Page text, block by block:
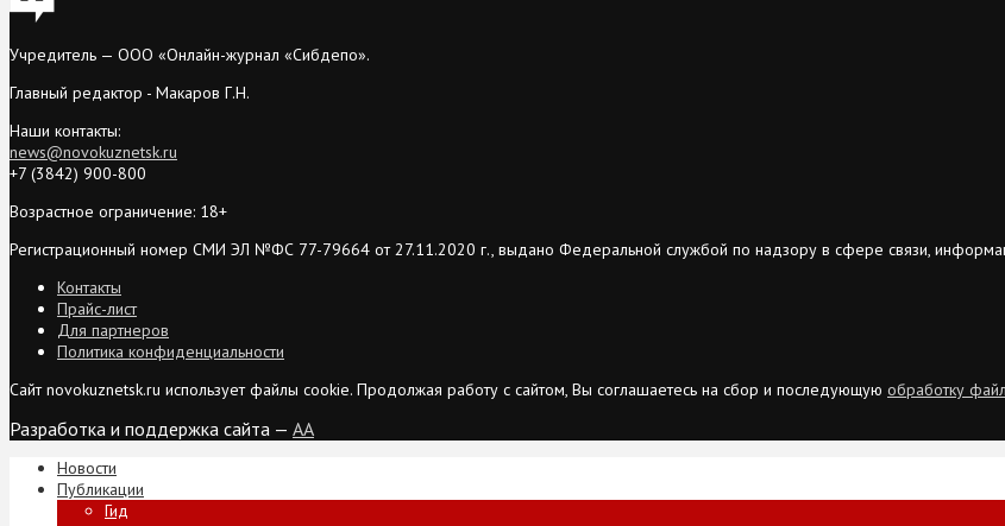
Учредитель — ООО «Онлайн-журнал «Сибдепо».
Главный редактор - Макаров Г.Н.
Наши контакты:
news@novokuznetsk.ru
+7 (3842) 900-800
Возрастное ограничение: 18+
Регистрационный номер СМИ ЭЛ №ФС 77-79664 от 27.11.2020 г., выдано Федеральной службой по надзору в сфере связи,
Контакты
Прайс-лист
Для партнеров
Политика конфиденциальности
Сайт novokuznetsk.ru использует файлы cookie. Продолжая работу с сайтом, Вы соглашаетесь на сбор и последующую обработку
Разработка и поддержка сайта — AA
Новости
Публикации
Гид